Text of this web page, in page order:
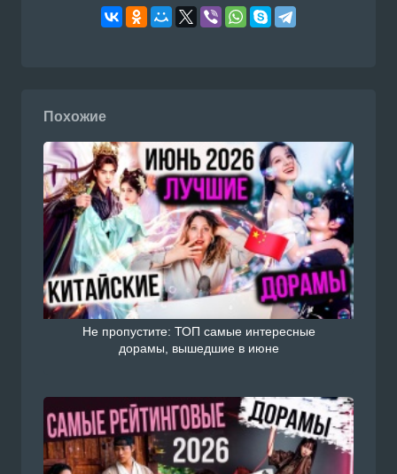
Похожие
Не пропустите: ТОП самые интересные
дорамы, вышедшие в июне